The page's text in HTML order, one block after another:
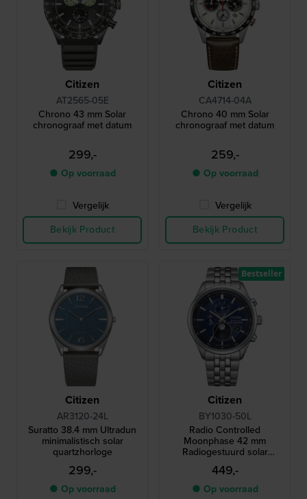
Citizen
AT2565-05E
Chrono 43 mm Solar
chronograaf met datum
299,-
● Op voorraad
Vergelijk
Bekijk Product
Citizen
CA4714-04A
Chrono 40 mm Solar
chronograaf met datum
259,-
● Op voorraad
Vergelijk
Bekijk Product
Citizen
AR3120-24L
Suratto 38.4 mm Ultradun
minimalistisch solar
quartzhorloge
299,-
● Op voorraad
Citizen
BY1030-50L
Radio Controlled
Moonphase 42 mm
Radiogestuurd solar
quartzhorloge met
maanfase
449,-
● Op voorraad
Bestseller